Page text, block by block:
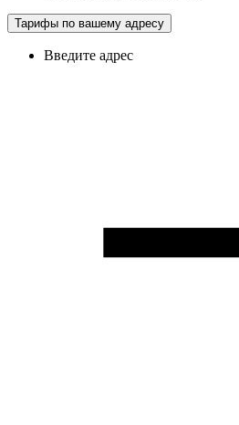
Тарифы по вашему адресу
Введите адрес